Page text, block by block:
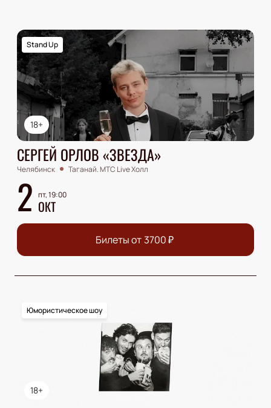
18+
Stand Up
СЕРГЕЙ ОРЛОВ «ЗВЕЗДА»
Челябинск Таганай. МТС Live Холл
2 пт, 19:00
ОКТ
Билеты от 3700₽
18+
Юмористическое шоу